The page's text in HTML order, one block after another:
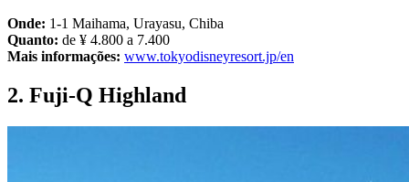
Onde: 1-1 Maihama, Urayasu, Chiba
Quanto: de ¥ 4.800 a 7.400
Mais informações: www.tokyodisneyresort.jp/en
2. Fuji-Q Highland